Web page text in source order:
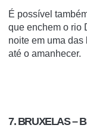
É possível
que enchem o rio
noite em uma das
até o amanhecer.
7. BRUXELAS –